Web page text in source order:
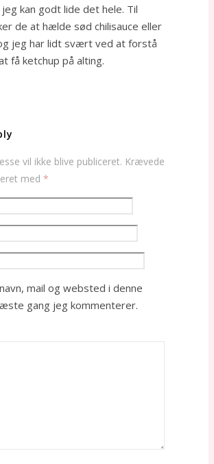
kan godt lide det hele. Til
de at hælde sød chilisauce eller
jeg har lidt svært ved at forstå
få ketchup på alting.
vil ikke blive publiceret. Krævede
med *
mail og websted i denne
gang jeg kommenterer.